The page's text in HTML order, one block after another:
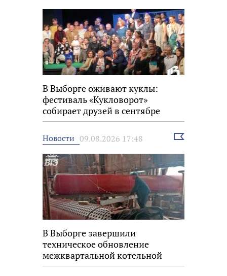
В Выборге оживают куклы:
фестиваль «Кукловорот»
собирает друзей в сентябре
Новости 09.08.2026 17:48
Выбрать
В Выборге завершили
техническое обновление
межквартальной котельной